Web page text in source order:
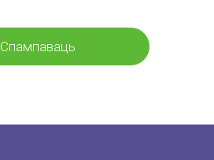
Спампаваць